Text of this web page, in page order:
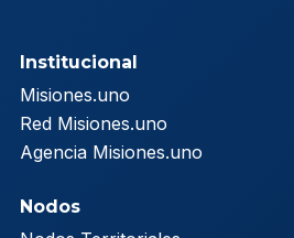
Institucional
Misiones.uno
Red Misiones.uno
Agencia Misiones.uno
Nodos